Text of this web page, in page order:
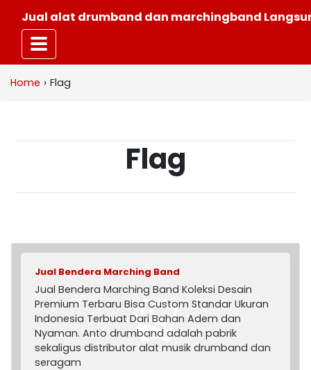
Jual alat drumband dan marchingband
Home › Flag
Flag
Jual Bendera Marching Band
Jual Bendera Marching Band Koleksi Desain
Premium Terbaru Bisa Custom Standar Ukuran
Indonesia Terbuat Dari Bahan Adem dan
Nyaman. Anto drumband adalah pabrik
sekaligus distributor alat musik drumband dan
seragam